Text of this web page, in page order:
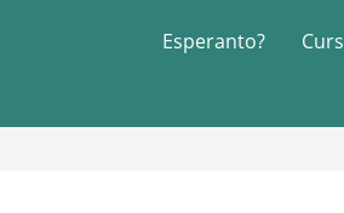
Esperanto? Curs